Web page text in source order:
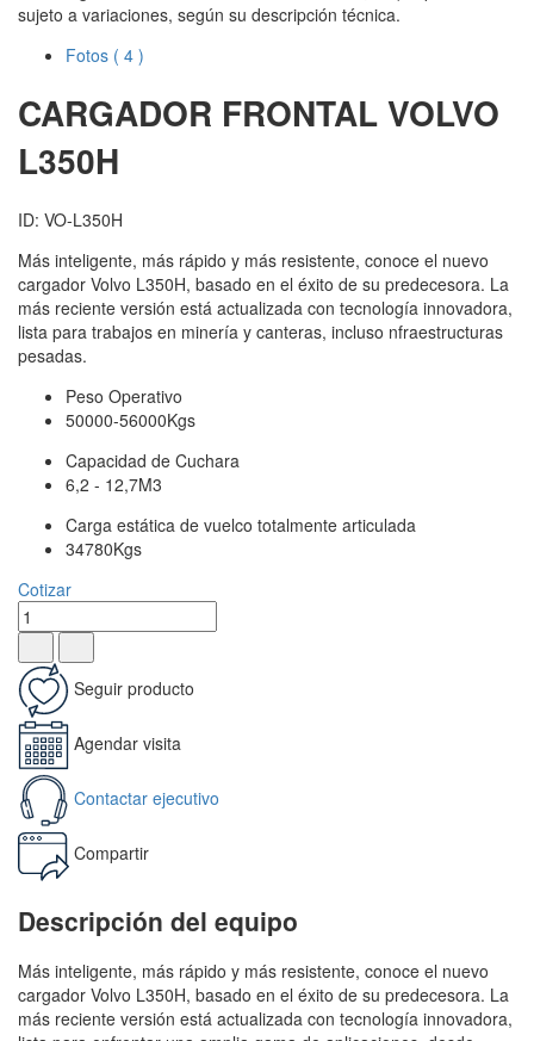
sujeto a variaciones, según su descripción técnica.
Fotos ( 4 )
CARGADOR FRONTAL VOLVO
L350H
ID: VO-L350H
Más inteligente, más rápido y más resistente, conoce el nuevo
cargador Volvo L350H, basado en el éxito de su predecesora. La
más reciente versión está actualizada con tecnología innovadora,
lista para trabajos en minería y canteras, incluso nfraestructuras
pesadas.
Peso Operativo
50000-56000Kgs
Capacidad de Cuchara
6,2 - 12,7M3
Carga estática de vuelco totalmente articulada
34780Kgs
Cotizar
Seguir producto
Agendar visita
Contactar ejecutivo
Compartir
Descripción del equipo
Más inteligente, más rápido y más resistente, conoce el nuevo
cargador Volvo L350H, basado en el éxito de su predecesora. La
más reciente versión está actualizada con tecnología innovadora,